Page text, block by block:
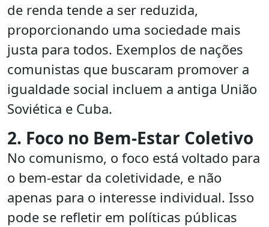
de renda tende a ser reduzida,
proporcionando uma sociedade mais
justa para todos. Exemplos de nações
comunistas que buscaram promover a
igualdade social incluem a antiga União
Soviética e Cuba.
2. Foco no Bem-Estar Coletivo
No comunismo, o foco está voltado para
o bem-estar da coletividade, e não
apenas para o interesse individual. Isso
pode se refletir em políticas públicas